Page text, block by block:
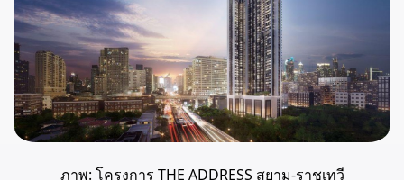
ภาพ: โครงการ THE ADDRESS สยาม-ราชเทวี